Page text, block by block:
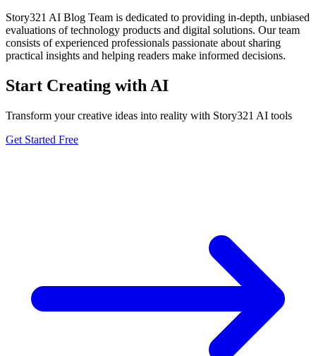
Story321 AI Blog Team is dedicated to providing in-depth, unbiased
evaluations of technology products and digital solutions. Our team
consists of experienced professionals passionate about sharing
practical insights and helping readers make informed decisions.
Start Creating with AI
Transform your creative ideas into reality with Story321 AI tools
Get Started Free